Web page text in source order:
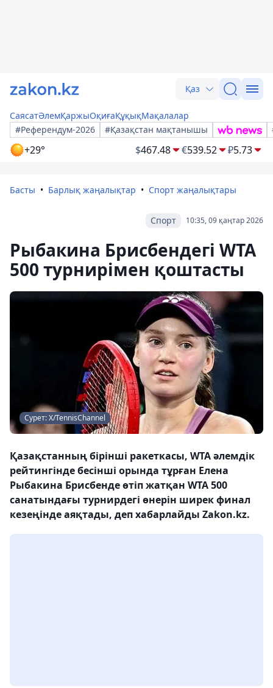
Қаз
СаясатӘлемҚаржыОқиғаҚұқықМақалалар
#Референдум-2026
#Қазақстан мақтанышы
+29° $467.48 €539.52 ₽5.73
Басты Барлық жаңалықтар Спорт жаңалықтары
10:35, 09 қаңтар 2026
Спорт
Рыбакина Брисбендегі WTA
500 турнирімен қоштасты
Сурет: X/TennisChannel
Қазақстанның бірінші ракеткасы, WTA әлемдік
рейтингінде бесінші орында тұрған Елена
Рыбакина Брисбенде өтіп жатқан WTA 500
санатындағы турнирдегі өнерін ширек финал
кезеңінде аяқтады, деп хабарлайды Zakon.kz.